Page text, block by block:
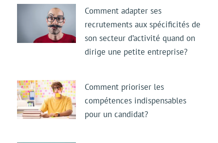
Comment adapter ses
recrutements aux spécificités de
son secteur d’activité quand on
dirige une petite entreprise?
Comment prioriser les
compétences indispensables
pour un candidat?